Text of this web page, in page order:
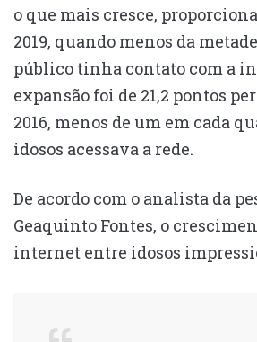
o que mais cresce,
2019, quando menos da
público tinha contato com a
expansão foi de 21,2 pontos
2016, menos de um em cada
idosos acessava a rede.
De acordo com o analista da
Geaquinto Fontes, o
internet entre idosos